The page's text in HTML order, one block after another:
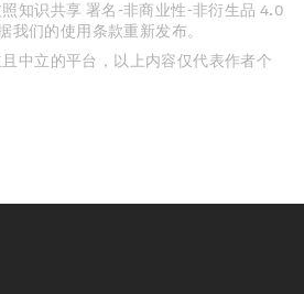
知识共享 署名-非商业性-非衍生品 4.0
我们的使用条款重新发布。
中立的平台，以上内容仅代表作者个